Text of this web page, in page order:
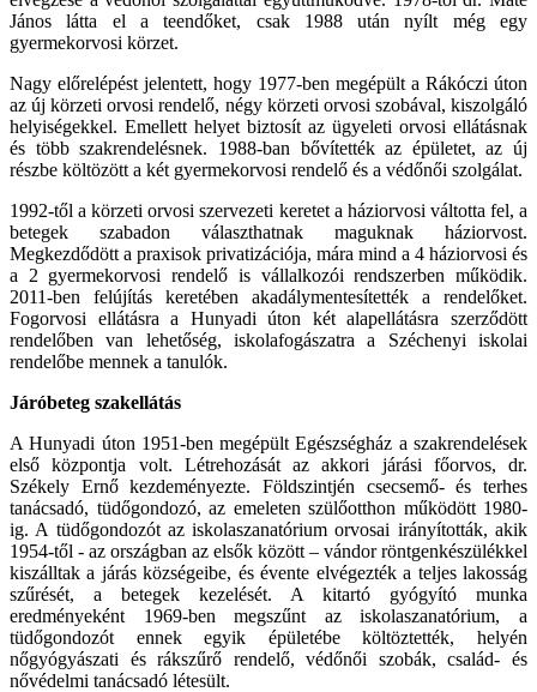
János látta el a teendőket, csak 1988 után nyílt még egy
gyermekorvosi körzet.
Nagy előrelépést jelentett, hogy 1977-ben megépült a Rákóczi úton
az új körzeti orvosi rendelő, négy körzeti orvosi szobával, kiszolgáló
helyiségekkel. Emellett helyet biztosít az ügyeleti orvosi ellátásnak
és több szakrendelésnek. 1988-ban bővítették az épületet, az új
részbe költözött a két gyermekorvosi rendelő és a védőnői szolgálat.
1992-től a körzeti orvosi szervezeti keretet a háziorvosi váltotta fel, a
betegek szabadon választhatnak maguknak háziorvost.
Megkezdődött a praxisok privatizációja, mára mind a 4 háziorvosi és
a 2 gyermekorvosi rendelő is vállalkozói rendszerben működik.
2011-ben felújítás keretében akadálymentesítették a rendelőket.
Fogorvosi ellátásra a Hunyadi úton két alapellátásra szerződött
rendelőben van lehetőség, iskolafogászatra a Széchenyi iskolai
rendelőbe mennek a tanulók.
Járóbeteg szakellátás
A Hunyadi úton 1951-ben megépült Egészségház a szakrendelések
első központja volt. Létrehozását az akkori járási főorvos, dr.
Székely Ernő kezdeményezte. Földszintjén csecsemő- és terhes
tanácsadó, tüdőgondozó, az emeleten szülőotthon működött 1980-
ig. A tüdőgondozót az iskolaszanatórium orvosai irányították, akik
1954-től - az országban az elsők között – vándor röntgenkészülékkel
kiszálltak a járás községeibe, és évente elvégezték a teljes lakosság
szűrését, a betegek kezelését. A kitartó gyógyító munka
eredményeként 1969-ben megszűnt az iskolaszanatórium, a
tüdőgondozót ennek egyik épületébe költöztették, helyén
nőgyógyászati és rákszűrő rendelő, védőnői szobák, család- és
nővédelmi tanácsadó létesült.